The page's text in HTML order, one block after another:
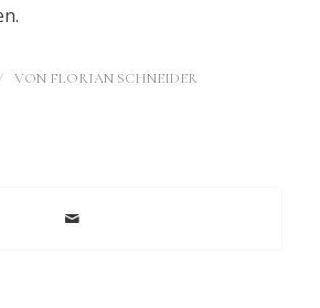
/ VON FLORIAN SCHNEIDER